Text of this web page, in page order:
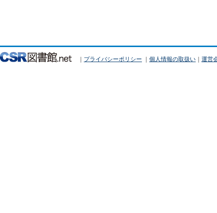
｜ プライバシーポリシー ｜ 個人情報の取扱い ｜ 運営